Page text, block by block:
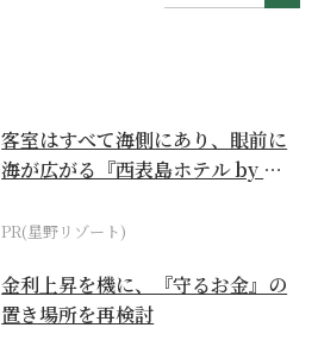
客室はすべて海側にあり、眼前に
海が広がる『西表島ホテル by 星
PR(星野リゾート)
金利上昇を機に、『守るお金』の
置き場所を再検討